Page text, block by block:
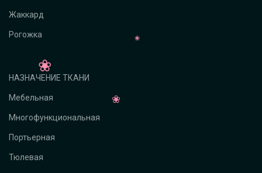
Жаккард
Рогожка
НАЗНАЧЕНИЕ ТКАНИ
Мебельная
Многофункциональная
Портьерная
Тюлевая